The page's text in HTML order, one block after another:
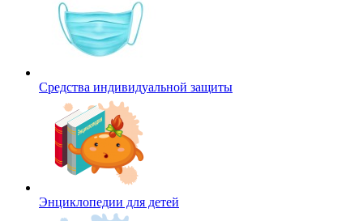
Средства индивидуальной защиты
Энциклопедии для детей